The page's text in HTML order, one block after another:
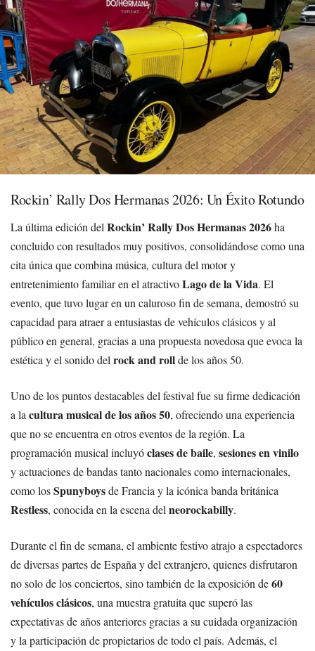
Rockin’ Rally Dos Hermanas 2026: Un Éxito Rotundo
La última edición del Rockin’ Rally Dos Hermanas 2026ha
concluido con resultados muy positivos, consolidándose como una
cita única que combina música, cultura del motor y
entretenimiento familiar en el atractivoLago de la Vida. El
evento, que tuvo lugar en un caluroso fin de semana, demostró su
capacidad para atraer a entusiastas de vehículos clásicos y al
público en general, gracias a una propuesta novedosa que evoca la
estética y el sonido del rock and rollde los años 50.
Uno de los puntos destacables del festival fue su firme dedicación
a la cultura musical de los años 50, ofreciendo una experiencia
que no se encuentra en otros eventos de la región. La
programación musical incluyóclases de baile, sesiones en vinilo
y actuaciones de bandas tanto nacionales como internacionales,
como losSpunyboysde Francia y la icónica banda británica
Restless, conocida en la escena del neorockabilly.
Durante el fin de semana, el ambiente festivo atrajo a espectadores
de diversas partes de España y del extranjero, quienes disfrutaron
no solo de los conciertos, sino también de la exposición de60
vehículos clásicos, una muestra gratuita que superó las
expectativas de años anteriores gracias a su cuidada organización
y la participación de propietarios de todo el país. Además, el